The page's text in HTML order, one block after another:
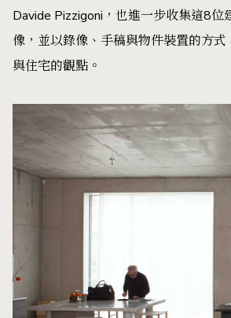
Davide Pizzigoni，也進一步收集這8位
像，並以錄像、手稿與物件裝置的方
與住宅的觀點。